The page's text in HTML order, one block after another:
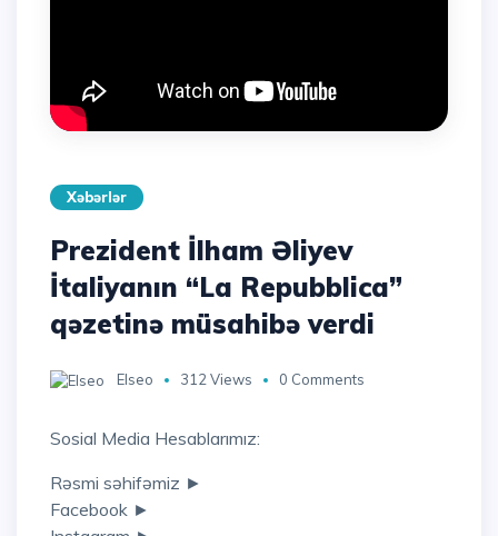
Xəbərlər
Prezident İlham Əliyev
İtaliyanın “La Repubblica”
qəzetinə müsahibə verdi
Elseo 312 Views 0 Comments
Sosial Media Hesablarımız:
Rəsmi səhifəmiz ►
Facebook ►